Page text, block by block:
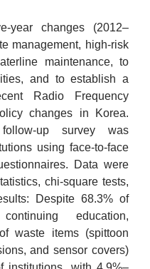
year changes (2012–
management, high-risk
maintenance, to
and to establish a
Radio Frequency
changes in Korea.
up survey was
using face-to-face
Data were
chi-square tests,
Despite 68.3% of
education,
waste items (spittoon
and sensor covers)